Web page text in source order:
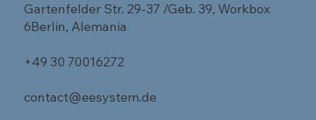
Gartenfelder Str. 29-37 /Geb. 39, Workbox
6Berlin, Alemania
+49 30 70016272
contact@eesystem.de